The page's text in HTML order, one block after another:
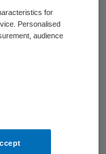
Raad van
en Wil
voor
for
Personalised
audience